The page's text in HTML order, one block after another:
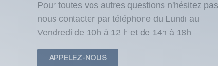
Pour toutes vos autres questions n'hésitez
nous contacter par téléphone du Lundi au
Vendredi de 10h à 12 h et de 14h à 18h
APPELEZ-NOUS